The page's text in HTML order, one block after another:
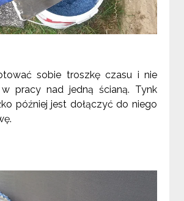
sobie troszkę czasu i nie
pracy nad jedną ścianą. Tynk
później jest dołączyć do niego